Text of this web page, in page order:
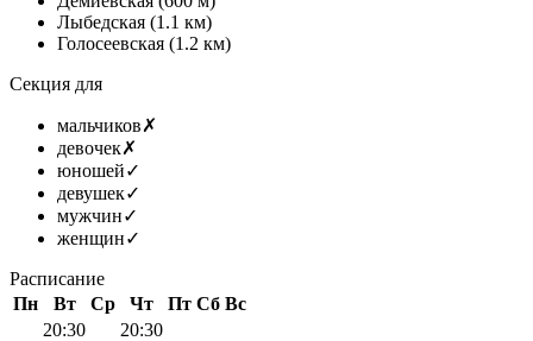
Лыбедская (1.1 км)
Голосеевская (1.2 км)
Секция для
мальчиков✗
девочек✗
юношей✓
девушек✓
мужчин✓
женщин✓
Расписание
Пн
Вт Ср Чт Пт Сб Вс
20:30
20:30